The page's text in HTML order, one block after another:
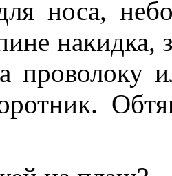
носа,
накидка,
проволоку